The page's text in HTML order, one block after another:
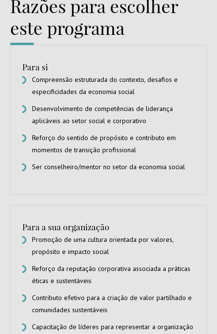
Razões para escolher
este programa
Para si
Compreensão estruturada do contexto, desafios e
especificidades da economia social
Desenvolvimento de competências de liderança
aplicáveis ao setor social e corporativo
Reforço do sentido de propósito e contributo em
momentos de transição profissional
Ser conselheiro/mentor no setor da economia social
Para a sua organização
Promoção de uma cultura orientada por valores,
propósito e impacto social
Reforço da reputação corporativa associada a práticas
éticas e sustentáveis
Contributo efetivo para a criação de valor partilhado e
comunidades sustentáveis
Capacitação de líderes para representar a organização